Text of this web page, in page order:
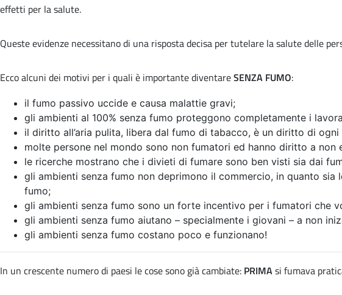
effetti per la salute.
Queste evidenze necessitano di una risposta decisa per tutelare la salute delle
Ecco alcuni dei motivi per i quali è importante diventareSENZA FUMO:
il fumo passivo uccide e causa malattie gravi;
gli ambienti al 100% senza fumo proteggono completamente i
il diritto all’aria pulita, libera dal fumo di tabacco, è un diritto di ogni
molte persone nel mondo sono non fumatori ed hanno diritto a non
le ricerche mostrano che i divieti di fumare sono ben visti sia dai
gli ambienti senza fumo non deprimono il commercio, in quanto
fumo;
gli ambienti senza fumo sono un forte incentivo per i fumatori che
gli ambienti senza fumo aiutano – specialmente i giovani – a non
gli ambienti senza fumo costano poco e funzionano!
In un crescente numero di paesi le cose sono già cambiate: PRIMAsi fumava